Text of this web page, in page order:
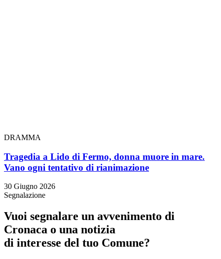
DRAMMA
Tragedia a Lido di Fermo, donna muore in mare.
Vano ogni tentativo di rianimazione
30 Giugno 2026
Segnalazione
Vuoi segnalare un avvenimento di
Cronaca o una notizia
di interesse del tuo Comune?